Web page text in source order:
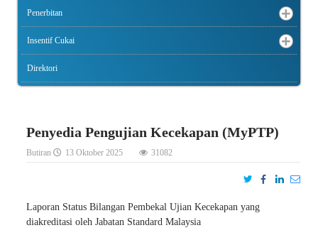
Penerbitan
Insentif Cukai
Direktori
Penyedia Pengujian Kecekapan (MyPTP)
Butiran 13 Oktober 2025 31082
Laporan Status Bilangan Pembekal Ujian Kecekapan yang
diakreditasi oleh Jabatan Standard Malaysia